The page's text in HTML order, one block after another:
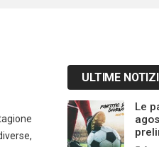
ULTIME
Le